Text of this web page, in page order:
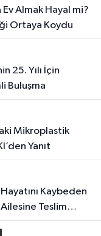
Ortaya Koydu
Buluşma
Yanıt
Teslim